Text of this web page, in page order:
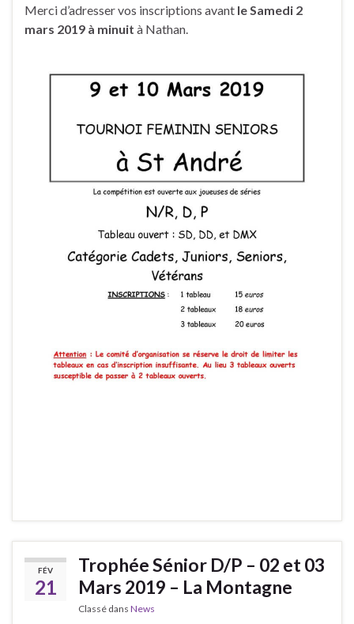
Merci d’adresser vos inscriptions avant le Samedi 2
mars 2019 à minuit à Nathan.
FÉV
21
Trophée Sénior D/P – 02 et 03
Mars 2019 – La Montagne
Classé dans News